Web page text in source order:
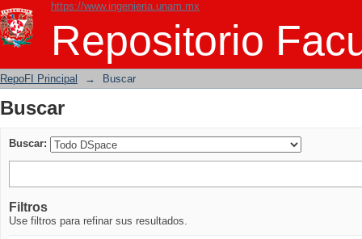
https://www.ingenieria.unam.mx
Repositorio
Buscar
RepoFI Principal → Buscar
Buscar
Buscar:
Filtros
Use filtros para refinar sus resultados.